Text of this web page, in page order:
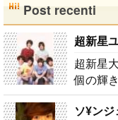
Post recenti
超新星
超新星
個の輝
レンド
ソ¥ン